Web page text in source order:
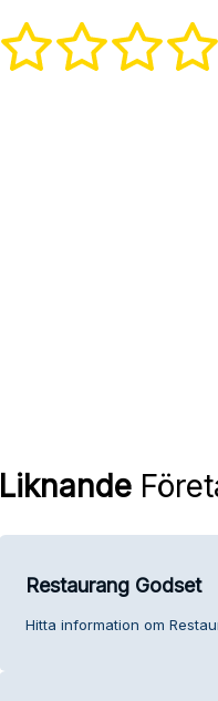
Liknande
Restaurang Godset
Hitta information om